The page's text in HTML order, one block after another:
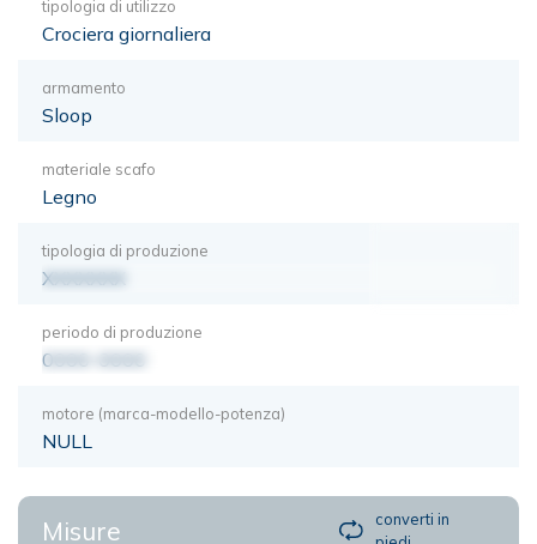
tipologia di utilizzo
Crociera giornaliera
armamento
Sloop
materiale scafo
Legno
tipologia di produzione
XXXXXXX
periodo di produzione
0000-0000
motore (marca-modello-potenza)
NULL
Misure
converti in